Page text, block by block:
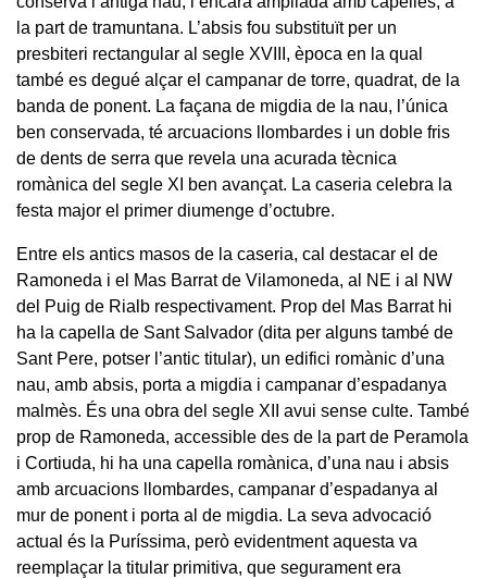
la part de tramuntana. L’absis fou substituït per un
presbiteri rectangular al segle XVIII, època en la qual
també es degué alçar el campanar de torre, quadrat, de la
banda de ponent. La façana de migdia de la nau, l’única
ben conservada, té arcuacions llombardes i un doble fris
de dents de serra que revela una acurada tècnica
romànica del segle XI ben avançat. La caseria celebra la
festa major el primer diumenge d’octubre.
Entre els antics masos de la caseria, cal destacar el de
Ramoneda i el Mas Barrat de Vilamoneda, al NE i al NW
del Puig de Rialb respectivament. Prop del Mas Barrat hi
ha la capella de Sant Salvador (dita per alguns també de
Sant Pere, potser l’antic titular), un edifici romànic d’una
nau, amb absis, porta a migdia i campanar d’espadanya
malmès. És una obra del segle XII avui sense culte. També
prop de Ramoneda, accessible des de la part de Peramola
i Cortiuda, hi ha una capella romànica, d’una nau i absis
amb arcuacions llombardes, campanar d’espadanya al
mur de ponent i porta al de migdia. La seva advocació
actual és la Puríssima, però evidentment aquesta va
reemplaçar la titular primitiva, que segurament era